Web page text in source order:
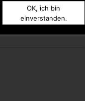
OK, ich bin
einverstanden.